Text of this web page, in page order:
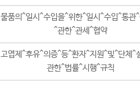
물품의^일시^수입을^위한^일시^수입^통관^
^관한^관세^협약
고엽제^후유^의증^등^환자^지원^및^단체^
관한^법률^시행^규칙